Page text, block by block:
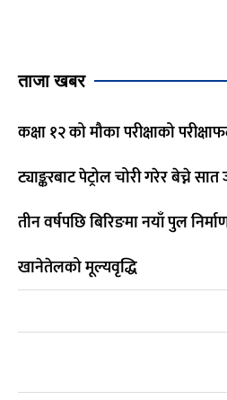
ताजा खबर
कक्षा १२ को मौका परीक्षाको
ट्याङ्करबाट पेट्रोल चोरी गरेर बेच्ने
तीन वर्षपछि बिरिङमा नयाँ पुल
खानेतेलको मूल्यवृद्धि